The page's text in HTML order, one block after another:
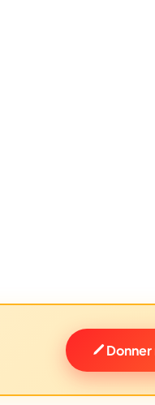
Donner